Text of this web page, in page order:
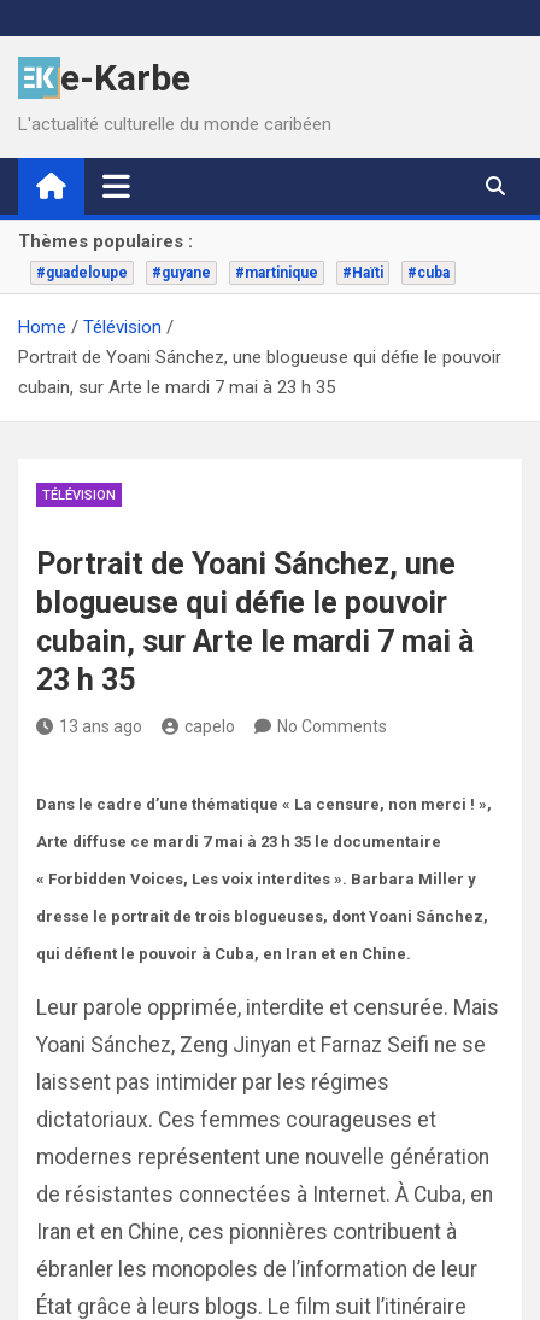
to
contente-Karbe
L'actualité culturelle du monde caribéen
Thèmes populaires :
#guadeloupe #guyane #martinique #Haïti #cuba
Home
Télévision
Portrait de Yoani Sánchez, une blogueuse qui défie le pouvoir
cubain, sur Arte le mardi 7 mai à 23 h 35
TÉLÉVISION
Portrait de Yoani Sánchez, une
blogueuse qui défie le pouvoir
cubain, sur Arte le mardi 7 mai à
23 h 35
13 ans ago capelo No Comments
Dans le cadre d’une thématique « La censure, non merci ! »,
Arte diffuse ce mardi 7 mai à 23 h 35 le documentaire
« Forbidden Voices, Les voix interdites ». Barbara Miller y
dresse le portrait de trois blogueuses, dont Yoani Sánchez,
qui défient le pouvoir à Cuba, en Iran et en Chine.
Leur parole opprimée, interdite et censurée. Mais
Yoani Sánchez, Zeng Jinyan et Farnaz Seifi ne se
laissent pas intimider par les régimes
dictatoriaux. Ces femmes courageuses et
modernes représentent une nouvelle génération
de résistantes connectées à Internet. À Cuba, en
Iran et en Chine, ces pionnières contribuent à
ébranler les monopoles de l’information de leur
État grâce à leurs blogs. Le film suit l’itinéraire